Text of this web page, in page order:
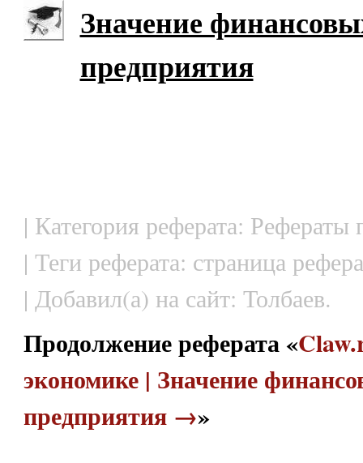
Значение
предприятия
| Категория реферата: Рефераты
| Теги реферата: страница
| Добавил(а) на сайт: Толбаев.
Продолжение реферата «
экономике | Значение
предприятия →»